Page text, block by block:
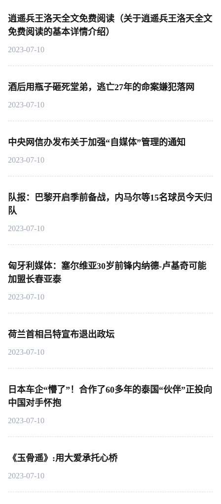
逍遥兵王洛天全文免费阅读（关于逍遥兵王洛天全文
免费阅读的基本详情介绍）
2023-07-10
酒后用瓶子砸死堂弟，逃亡27年的命案嫌犯落网
2023-07-10
中央网信办发布关于加强“自媒体”管理的通知
2023-07-10
队报：巴黎开启季前备战，内马尔等15名球员今天归
队
2023-07-10
匈牙利媒体：塞尔维亚30岁前锋内纳德-卢基奇可能
加盟长春亚泰
2023-07-10
荷兰首相吕特宣布退出政坛
2023-07-10
日本车企“懵了”！合作了60多年的泰国“伙伴”正投向
中国对手怀抱
2023-07-10
《玉骨遥》:用大爱承托心桥
2023-07-10